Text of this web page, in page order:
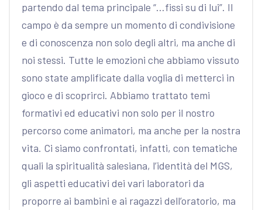
partendo dal tema principale “…fissi su di lui”. Il
campo è da sempre un momento di condivisione
e di conoscenza non solo degli altri, ma anche di
noi stessi. Tutte le emozioni che abbiamo vissuto
sono state amplificate dalla voglia di metterci in
gioco e di scoprirci. Abbiamo trattato temi
formativi ed educativi non solo per il nostro
percorso come animatori, ma anche per la nostra
vita. Ci siamo confrontati, infatti, con tematiche
quali la spiritualità salesiana, l’identità del MGS,
gli aspetti educativi dei vari laboratori da
proporre ai bambini e ai ragazzi dell’oratorio, ma